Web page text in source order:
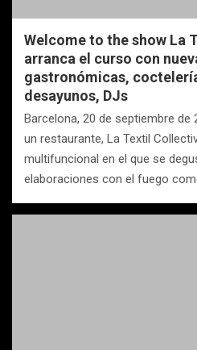
Welcome to the show La
arranca el curso con
gastronómicas,
desayunos, DJs
Barcelona, 20 de septiembre de
un restaurante, La Textil
multifuncional en el que se
elaboraciones con el fuego